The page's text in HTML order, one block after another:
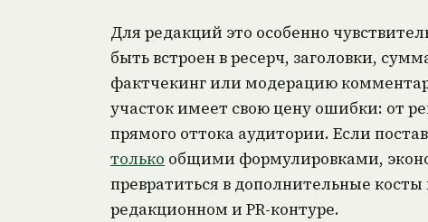
Для редакций это особенно
быть встроен в ресерч, заголовки,
фактчекинг или модерацию
участок имеет свою цену ошибки: от
прямого оттока аудитории. Если
только общими формулировками,
превратиться в дополнительные
редакционном и PR-контуре.